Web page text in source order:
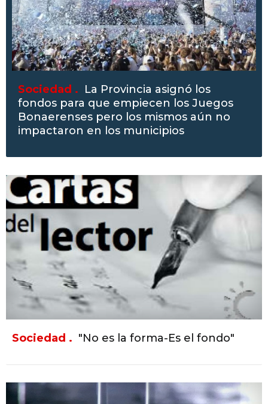
Sociedad . La Provincia asignó los
fondos para que empiecen los Juegos
Bonaerenses pero los mismos aún no
impactaron en los municipios
Sociedad . "No es la forma-Es el fondo"